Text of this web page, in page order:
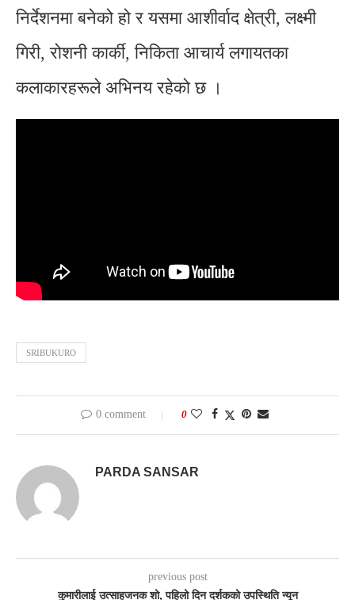
निर्देशनमा बनेको हो र यसमा आशीर्वाद क्षेत्री, लक्ष्मी
गिरी, रोशनी कार्की, निकिता आचार्य लगायतका
कलाकारहरूले अभिनय रहेको छ ।
SRIBUKURO
0 comment 0
PARDA SANSAR
previous post
कुमारीलाई उत्साहजनक शो, पहिलो दिन दर्शकको उपस्थिति न्यून